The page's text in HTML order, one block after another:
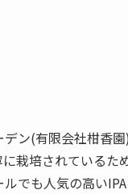
ン(有限会社柑香
栽培されている
でも人気の高い